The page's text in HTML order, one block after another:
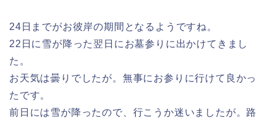
24日までがお彼岸の期間となるようですね。
22日に雪が降った翌日にお墓参りに出かけてきまし
た。
お天気は曇りでしたが。無事にお参りに行けて良かっ
たです。
前日には雪が降ったので、行こうか迷いましたが。路